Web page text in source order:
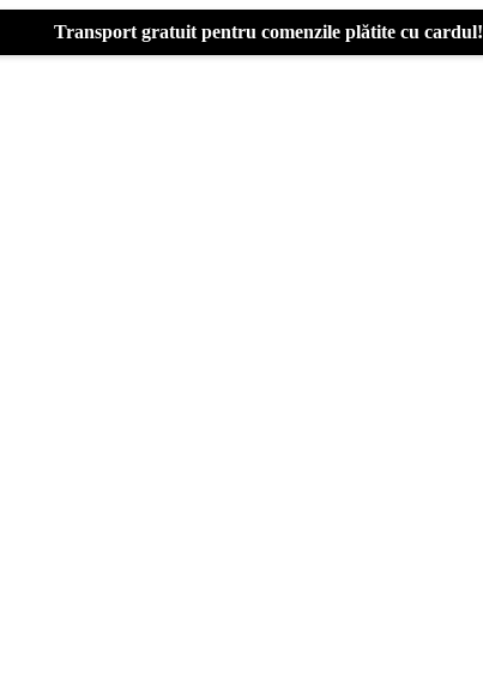
Transport gratuit pentru comenzile plătite cu cardul!